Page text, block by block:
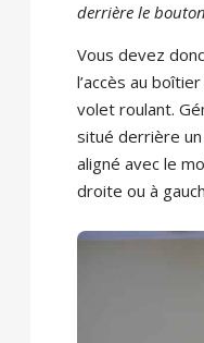
derrière le
Vous devez
l’accès au
volet roulant.
situé derrière un
aligné avec le
droite ou à